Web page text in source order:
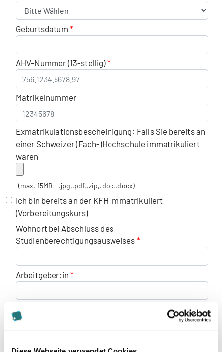
Geburtsdatum
AHV-Nummer (13-stellig)
Matrikelnummer
Exmatrikulationsbescheinigung: Falls Sie bereits an
einer Schweizer (Fach-)Hochschule immatrikuliert
waren
(max. 15MB - .jpg,.pdf,.zip,.doc,.docx)
Ich bin bereits an der KFH immatrikuliert
(Vorbereitungskurs)
Wohnort bei Abschluss des
Studienberechtigungsausweises
Arbeitgeber:in
Berufliche Netzwerke (z.B. LinkedIn), bitte geben Sie
die Links zu Ihren Profilen an